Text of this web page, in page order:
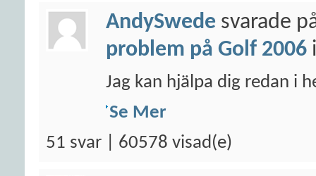
AndySwede svarade
problem på Golf 2006
Jag kan hjälpa dig redan i
Se Mer
51 svar | 60578 visad(e)